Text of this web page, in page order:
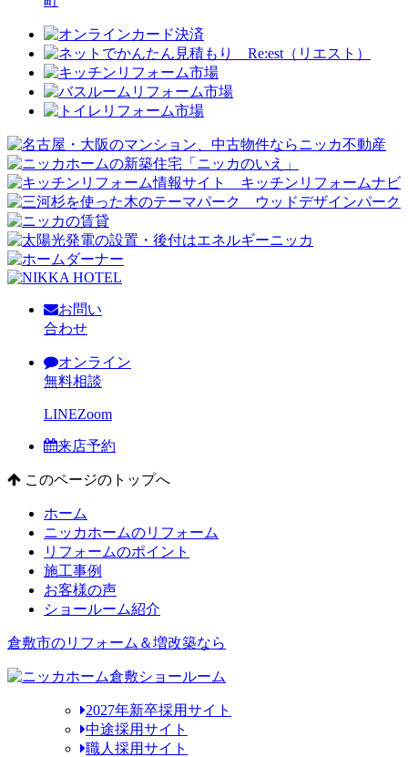
お問い
合わせ
オンライン
無料相談
LINEZoom
来店予約
このページのトップへ
ホーム
ニッカホームのリフォーム
リフォームのポイント
施工事例
お客様の声
ショールーム紹介
倉敷市のリフォーム＆増改築なら
2027年新卒採用サイト
中途採用サイト
職人採用サイト